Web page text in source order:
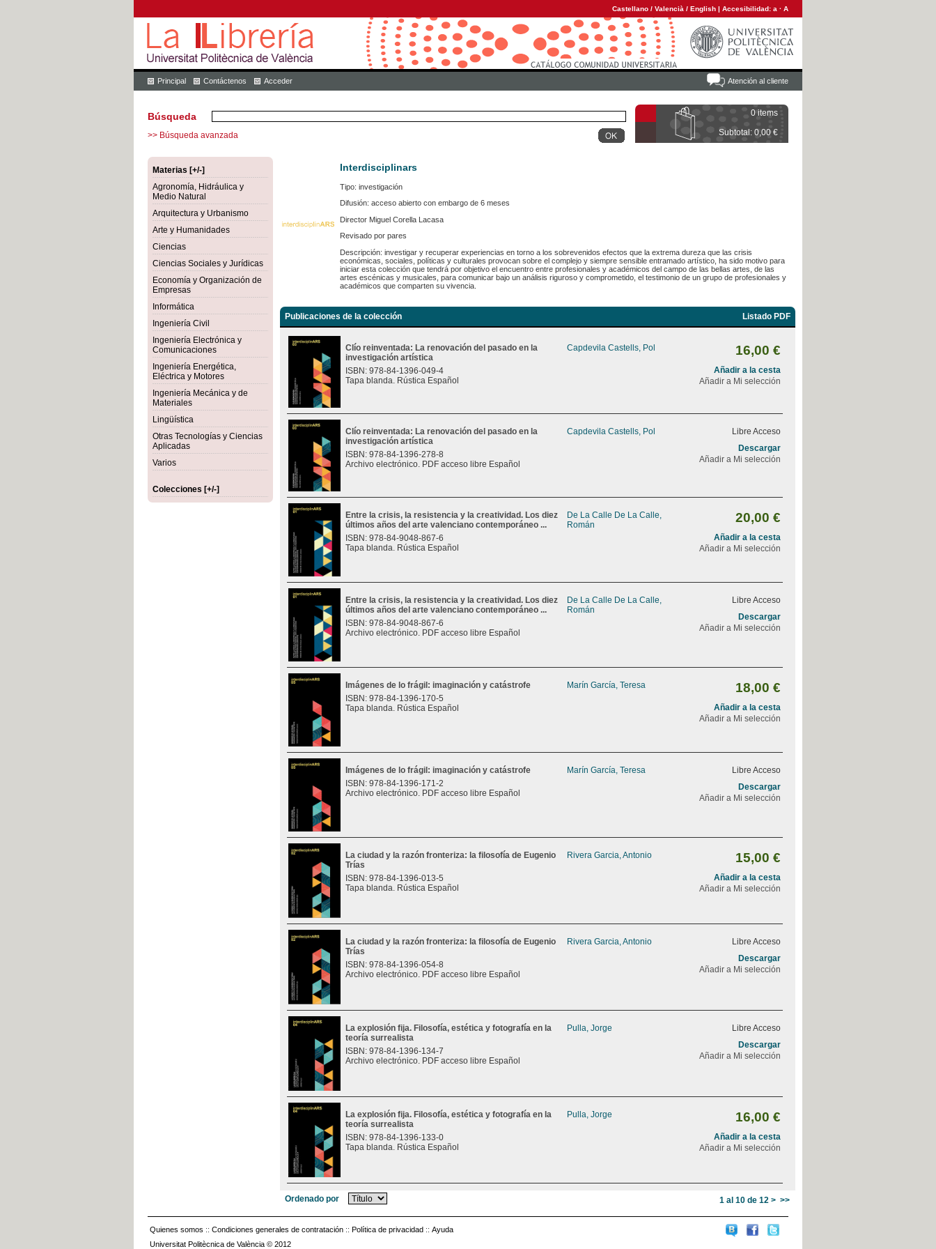
Castellano / Valencià / English | Accesibilidad: a · A
Atención al cliente
Principal Contáctenos Acceder
0 items
Subtotal: 0,00 €
Búsqueda
>> Búsqueda avanzada
Materias [+/-]
Agronomía, Hidráulica y
Medio Natural
Arquitectura y Urbanismo
Arte y Humanidades
Ciencias
Ciencias Sociales y Jurídicas
Economía y Organización de
Empresas
Informática
Ingeniería Civil
Ingeniería Electrónica y
Comunicaciones
Ingeniería Energética,
Eléctrica y Motores
Ingeniería Mecánica y de
Materiales
Lingüística
Otras Tecnologías y Ciencias
Aplicadas
Varios
Colecciones [+/-]
Interdisciplinars
Tipo: investigación
Difusión: acceso abierto con embargo de 6 meses
Director Miguel Corella Lacasa
Revisado por pares
Descripción: investigar y recuperar experiencias en torno a los sobrevenidos efectos que la extrema dureza que las crisis
económicas, sociales, políticas y culturales provocan sobre el complejo y siempre sensible entramado artístico, ha sido motivo para
iniciar esta colección que tendrá por objetivo el encuentro entre profesionales y académicos del campo de las bellas artes, de las
artes escénicas y musicales, para comunicar bajo un análisis riguroso y comprometido, el testimonio de un grupo de profesionales y
académicos que comparten su vivencia.
Publicaciones de la colección Listado PDF
Clío reinventada: La renovación del pasado en la
investigación artística
ISBN: 978-84-1396-049-4
Tapa blanda. Rústica Español
Capdevila Castells, Pol 16,00 €
Añadir a la cesta
Añadir a Mi selección
Clío reinventada: La renovación del pasado en la
investigación artística
ISBN: 978-84-1396-278-8
Archivo electrónico. PDF acceso libre Español
Capdevila Castells, Pol
Libre Acceso
Descargar
Añadir a Mi selección
Entre la crisis, la resistencia y la creatividad. Los diez
últimos años del arte valenciano contemporáneo ...
ISBN: 978-84-9048-867-6
Tapa blanda. Rústica Español
De La Calle De La Calle,
Román
20,00 €
Añadir a la cesta
Añadir a Mi selección
Entre la crisis, la resistencia y la creatividad. Los diez
últimos años del arte valenciano contemporáneo ...
ISBN: 978-84-9048-867-6
Archivo electrónico. PDF acceso libre Español
De La Calle De La Calle,
Román
Libre Acceso
Descargar
Añadir a Mi selección
Imágenes de lo frágil: imaginación y catástrofe
ISBN: 978-84-1396-170-5
Tapa blanda. Rústica Español
Marín García, Teresa 18,00 €
Añadir a la cesta
Añadir a Mi selección
Imágenes de lo frágil: imaginación y catástrofe
ISBN: 978-84-1396-171-2
Archivo electrónico. PDF acceso libre Español
Marín García, Teresa
Libre Acceso
Descargar
Añadir a Mi selección
La ciudad y la razón fronteriza: la filosofía de Eugenio
Trías
ISBN: 978-84-1396-013-5
Tapa blanda. Rústica Español
Rivera Garcia, Antonio 15,00 €
Añadir a la cesta
Añadir a Mi selección
La ciudad y la razón fronteriza: la filosofía de Eugenio
Trías
ISBN: 978-84-1396-054-8
Archivo electrónico. PDF acceso libre Español
Rivera Garcia, Antonio
Libre Acceso
Descargar
Añadir a Mi selección
La explosión fija. Filosofía, estética y fotografía en la
teoría surrealista
ISBN: 978-84-1396-134-7
Archivo electrónico. PDF acceso libre Español
Pulla, Jorge
Libre Acceso
Descargar
Añadir a Mi selección
La explosión fija. Filosofía, estética y fotografía en la
teoría surrealista
ISBN: 978-84-1396-133-0
Tapa blanda. Rústica Español
Pulla, Jorge 16,00 €
Añadir a la cesta
Añadir a Mi selección
Ordenado por 1 al 10 de 12 > >>
Quienes somos :: Condiciones generales de contratación :: Política de privacidad :: Ayuda
Universitat Politècnica de València © 2012